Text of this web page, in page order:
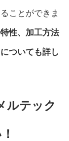
ことができま
性、加工方法
ついても詳し
ルテック